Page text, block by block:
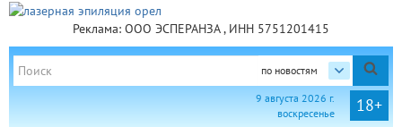
Реклама: ООО ЭСПЕРАНЗА , ИНН 5751201415
по новостям
18+
9 августа 2026 г.
воскресенье